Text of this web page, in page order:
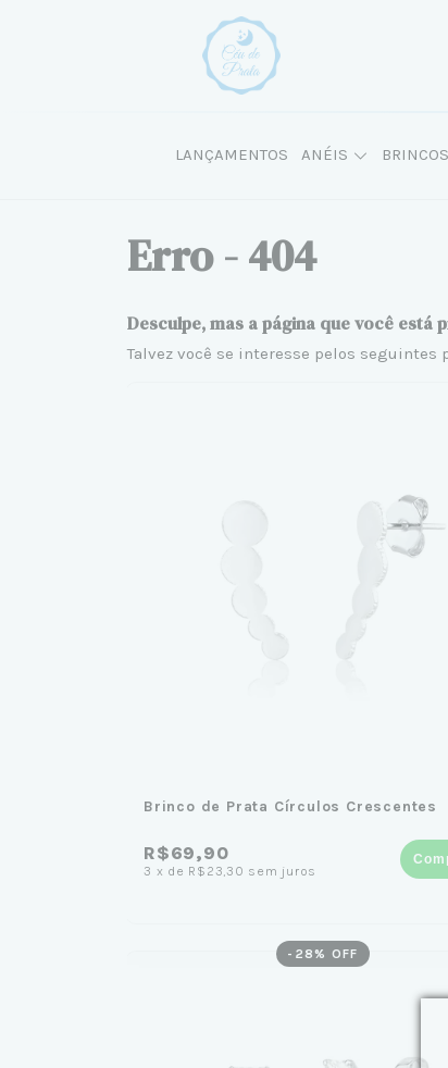
LANÇAMENTOS ANÉIS BRINCOS
Erro - 404
Desculpe, mas a página que você está
Talvez você se interesse pelos seguintes
Brinco de Prata Círculos Crescentes
R$69,90
3 x de R$23,30 sem juros
- 28 % OFF